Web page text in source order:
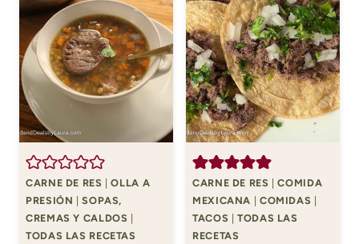
CARNE DE RES |OLLA A
PRESIÓN |SOPAS,
CREMAS Y CALDOS
TODAS LAS RECETAS
CARNE DE RES |COMIDA
MEXICANA
COMIDAS
TACOS |TODAS LAS
RECETAS